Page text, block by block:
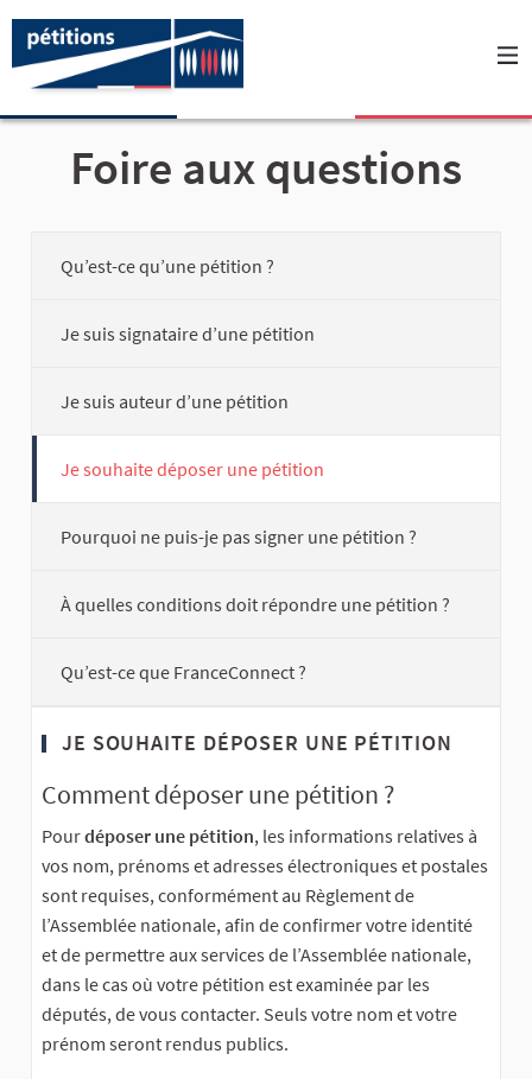
Foire aux questions
Qu’est-ce qu’une pétition ?
Je suis signataire d’une pétition
Je suis auteur d’une pétition
Je souhaite déposer une pétition
Pourquoi ne puis-je pas signer une pétition ?
À quelles conditions doit répondre une pétition ?
Qu’est-ce que FranceConnect ?
JE SOUHAITE DÉPOSER UNE PÉTITION
Comment déposer une pétition ?
Pourdéposer une pétition, les informations relatives à
vos nom, prénoms et adresses électroniques et postales
sont requises, conformément au Règlement de
l’Assemblée nationale, afin de confirmer votre identité
et de permettre aux services de l’Assemblée nationale,
dans le cas où votre pétition est examinée par les
députés, de vous contacter. Seuls votre nom et votre
prénom seront rendus publics.